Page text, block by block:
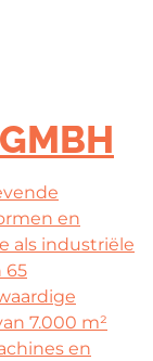
en
als industriële
65
7.000 m²
en